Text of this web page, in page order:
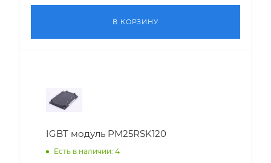
В КОРЗИНУ
IGBT модуль PM25RSK120
Есть в наличии: 4